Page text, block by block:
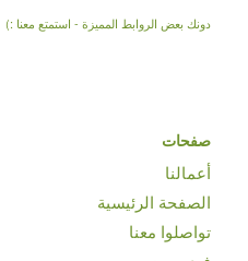
دونك بعض الروابط المميزة - استمتع معنا :)
صفحات
أعمالنا
الصفحة الرئيسية
تواصلوا معنا